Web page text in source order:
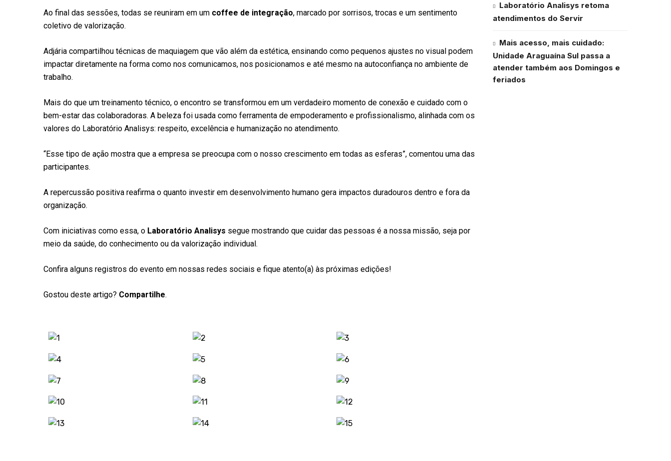
Ao final das sessões, todas se reuniram em um coffee de integração, marcado por sorrisos, trocas e um sentimento
coletivo de valorização.
Adjária compartilhou técnicas de maquiagem que vão além da estética, ensinando como pequenos ajustes no visual podem
impactar diretamente na forma como nos comunicamos, nos posicionamos e até mesmo na autoconfiança no ambiente de
trabalho.
Mais do que um treinamento técnico, o encontro se transformou em um verdadeiro momento de conexão e cuidado com o
bem-estar das colaboradoras. A beleza foi usada como ferramenta de empoderamento e profissionalismo, alinhada com os
valores do Laboratório Analisys: respeito, excelência e humanização no atendimento.
“Esse tipo de ação mostra que a empresa se preocupa com o nosso crescimento em todas as esferas”, comentou uma das
participantes.
A repercussão positiva reafirma o quanto investir em desenvolvimento humano gera impactos duradouros dentro e fora da
organização.
Com iniciativas como essa, o Laboratório Analisys segue mostrando que cuidar das pessoas é a nossa missão, seja por
meio da saúde, do conhecimento ou da valorização individual.
Confira alguns registros do evento em nossas redes sociais e fique atento(a) às próximas edições!
Gostou deste artigo? Compartilhe.
Laboratório Analisys retoma
atendimentos do Servir
Mais acesso, mais cuidado:
Unidade Araguaína Sul passa a
atender também aos Domingos e
feriados